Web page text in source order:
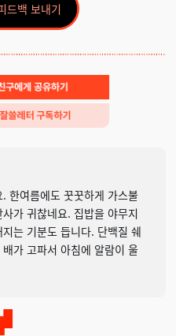
드백 보내기
한여름에도 꿋꿋하게 가스불
가 귀찮네요. 집밥을 야무지
는 기분도 듭니다. 단백질 쉐
가 고파서 아침에 알람이 울